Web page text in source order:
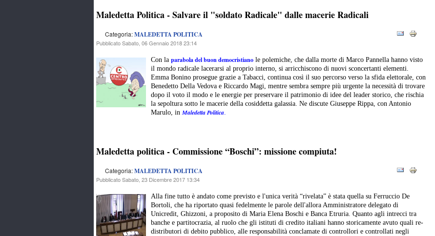
Maledetta Politica - Salvare il "soldato Radicale" dalle macerie Radicali
Categoria:MALEDETTA POLITICA
Pubblicato Sabato, 06 Gennaio 2018 23:14
Con la parabola del buon democristiano le polemiche, che dalla morte di Marco Pannella hanno visto
il mondo radicale lacerarsi al proprio interno, si arricchiscono di nuovi sconcertanti elementi.
Emma Bonino prosegue grazie a Tabacci, continua così il suo percorso verso la sfida elettorale, con
Benedetto Della Vedova e Riccardo Magi, mentre sembra sempre più urgente la necessità di trovare
dopo il voto il modo e le energie per preservare il patrimonio di idee del leader storico, che rischia
la sepoltura sotto le macerie della cosiddetta galassia. Ne discute Giuseppe Rippa, con Antonio
Marulo, inMaledetta Politica.
Maledetta politica - Commissione “Boschi”: missione compiuta!
Categoria:MALEDETTA POLITICA
Pubblicato Sabato, 23 Dicembre 2017 13:34
Alla fine tutto è andato come previsto e l'unica verità “rivelata” è stata quella su Ferruccio De
Bortoli, che ha riportato quasi fedelmente le parole dell'allora Amministratore delegato di
Unicredit, Ghizzoni, a proposito di Maria Elena Boschi e Banca Etruria. Quanto agli intrecci tra
banche e partitocrazia, al ruolo che gli istituti di credito italiani hanno storicamente avuto quali re-
distributori di debito pubblico, alle responsabilità conclamate di controllori e controllati negli